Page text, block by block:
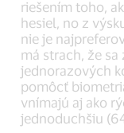
riešením toho,
hesiel, no z
nie je
má strach, že
jednorazových
pomôcť
vnímajú aj ako
jednoduchšiu